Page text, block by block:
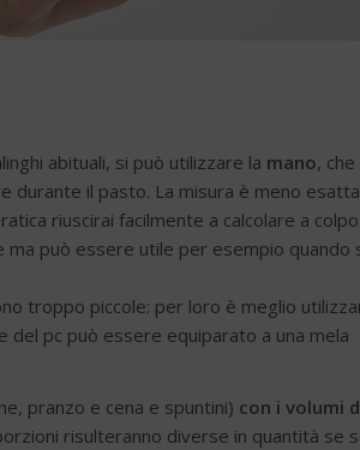
abituali, si può utilizzare la mano, che
durante il pasto. La misura è meno esatta
riuscirai facilmente a calcolare a colpo
ma può essere utile per esempio quando
troppo piccole: per loro è meglio
del pc può essere equiparato a una mela
pranzo e cena e spuntini) con i volumi
risulteranno diverse in quantità se